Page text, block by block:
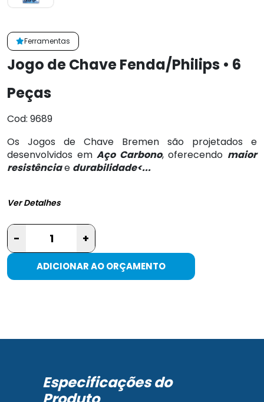
Ferramentas
Jogo de Chave Fenda/Philips • 6
Peças
Cod: 9689
Os Jogos de Chave Bremen são projetados e
desenvolvidos emAço Carbono, oferecendo maior
resistênciae durabilidade<...
Ver Detalhes
- +
ADICIONAR AO ORÇAMENTO
Especificações do